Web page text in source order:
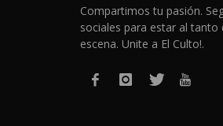
Compartimos tu pasión.
sociales para estar al
escena. Unite a El Culto!.